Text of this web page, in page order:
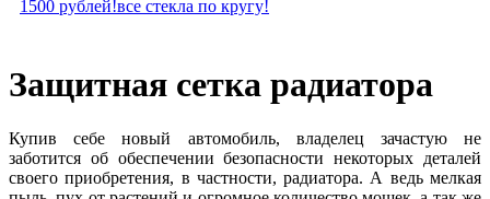
Защитная сетка радиатора
Купив себе новый автомобиль, владелец зачастую не
заботится об обеспечении безопасности некоторых деталей
своего приобретения, в частности, радиатора. А ведь мелкая